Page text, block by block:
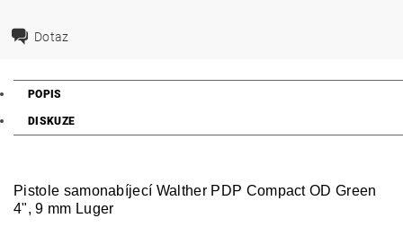
Dotaz
POPIS
DISKUZE
Pistole samonabíjecí Walther PDP Compact OD Green
4", 9 mm Luger